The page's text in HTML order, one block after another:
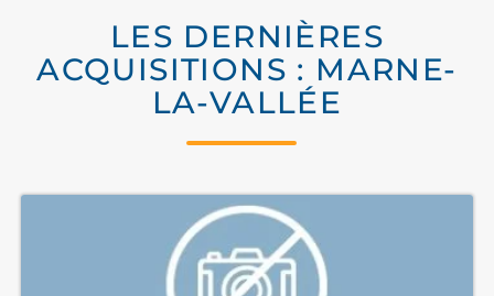
LES DERNIÈRES
ACQUISITIONS : MARNE-
LA-VALLÉE